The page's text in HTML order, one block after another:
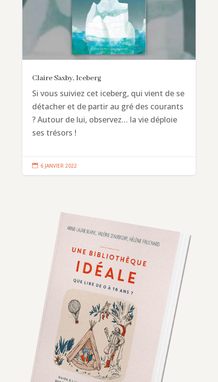
Claire Saxby, Iceberg
Si vous suiviez cet iceberg, qui vient de se
détacher et de partir au gré des courants
? Autour de lui, observez… la vie déploie
ses trésors !
 6 JANVIER 2022